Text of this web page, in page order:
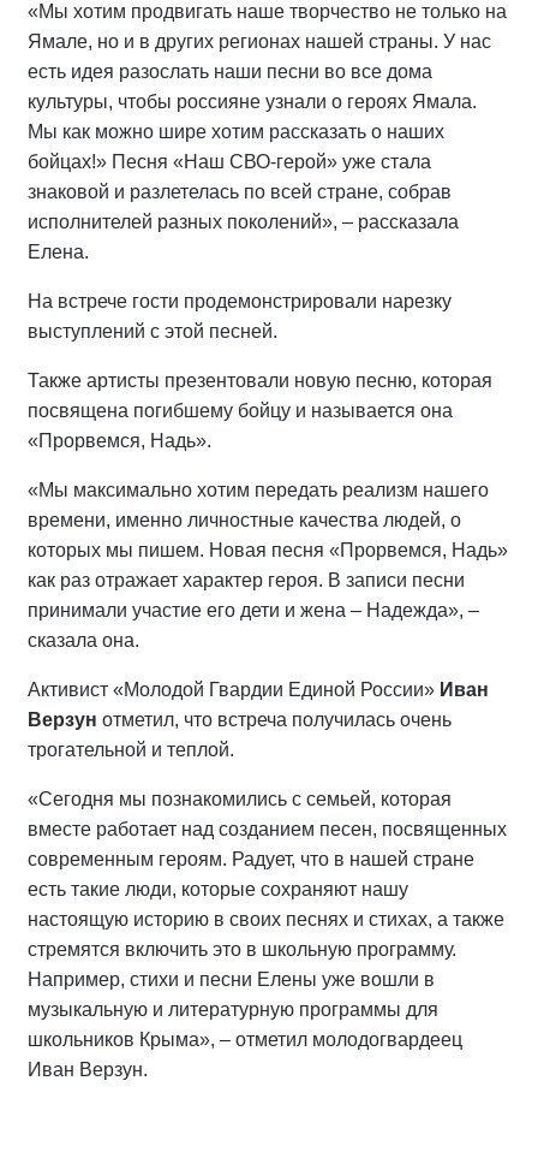
«Мы хотим продвигать наше творчество не только на
Ямале, но и в других регионах нашей страны. У нас
есть идея разослать наши песни во все дома
культуры, чтобы россияне узнали о героях Ямала.
Мы как можно шире хотим рассказать о наших
бойцах!» Песня «Наш СВО-герой» уже стала
знаковой и разлетелась по всей стране, собрав
исполнителей разных поколений», – рассказала
Елена.
На встрече гости продемонстрировали нарезку
выступлений с этой песней.
Также артисты презентовали новую песню, которая
посвящена погибшему бойцу и называется она
«Прорвемся, Надь».
«Мы максимально хотим передать реализм нашего
времени, именно личностные качества людей, о
которых мы пишем. Новая песня «Прорвемся, Надь»
как раз отражает характер героя. В записи песни
принимали участие его дети и жена – Надежда», –
сказала она.
Активист «Молодой Гвардии Единой России» Иван
Верзун отметил, что встреча получилась очень
трогательной и теплой.
«Сегодня мы познакомились с семьей, которая
вместе работает над созданием песен, посвященных
современным героям. Радует, что в нашей стране
есть такие люди, которые сохраняют нашу
настоящую историю в своих песнях и стихах, а также
стремятся включить это в школьную программу.
Например, стихи и песни Елены уже вошли в
музыкальную и литературную программы для
школьников Крыма», – отметил молодогвардеец
Иван Верзун.